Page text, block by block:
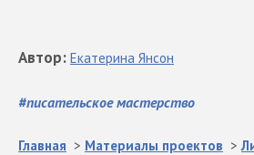
#писательское мастерство
Автор: Екатерина Янсон
Главная > Материалы проектов >